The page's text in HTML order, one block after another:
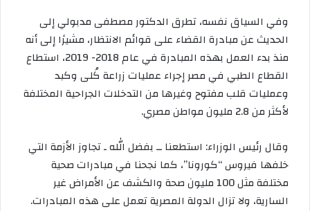
وفي السياق نفسه، تطرق الدكتور مصطفى مدبولي إلى
الحديث عن مبادرة القضاء على قوائم الانتظار، مشيرًا إلى أنه
منذ بدء العمل بهذه المبادرة في عام 2018- 2019، استطاع
القطاع الطبي في مصر إجراء عمليات زراعة كُلى وكبد
وعمليات قلب مفتوح وغيرها من التدخلات الجراحية المختلفة
لأكثر من 2.8 مليون مواطن مصري.
وقال رئيس الوزراء: استطعنا ــ بفضل الله ـ تجاوز الأزمة التي
خلفها فيروس “كورونا”، كما نجحنا في مبادرات صحية
مختلفة مثل 100 مليون صحة والكشف عن الأمراض غير
السارية، ولا تزال الدولة المصرية تعمل على هذه المبادرات.